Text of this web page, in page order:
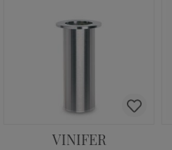
VINIFER